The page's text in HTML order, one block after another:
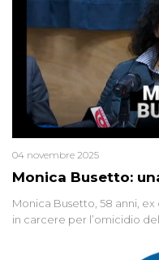
Monica Busetto:
04 novembre 2025
Monica Busetto, 58 anni,
in carcere per l’omicidio
minuscola su una